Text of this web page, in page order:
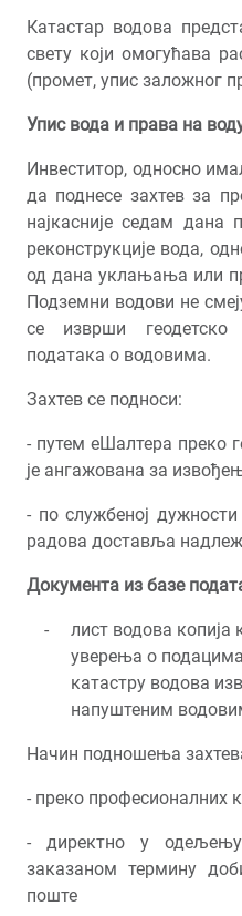
Катастар водова
свету који омогућава
(промет, упис заложног
Упис вода и права на
Инвеститор, односно
да поднесе захтев за
најкасније седам дана
реконструкције вода,
од дана уклањања или
Подземни водови не
се изврши
података о водовима.
Захтев се подноси:
- путем еШалтера преко
је ангажована за
- по службеној
радова доставља
Документа из базе
лист водова копија
уверења о
катастру водова
напуштеним
Начин подношења
- преко професионалних
- директно у
заказаном термину
поште